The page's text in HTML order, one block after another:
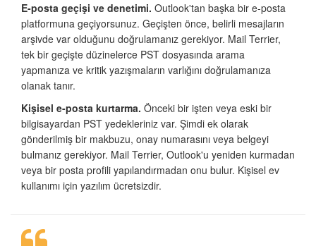
E-posta geçişi ve denetimi. Outlook'tan başka bir e-posta
platformuna geçiyorsunuz. Geçişten önce, belirli mesajların
arşivde var olduğunu doğrulamanız gerekiyor. Mail Terrier,
tek bir geçişte düzinelerce PST dosyasında arama
yapmanıza ve kritik yazışmaların varlığını doğrulamanıza
olanak tanır.
Kişisel e-posta kurtarma. Önceki bir işten veya eski bir
bilgisayardan PST yedekleriniz var. Şimdi ek olarak
gönderilmiş bir makbuzu, onay numarasını veya belgeyi
bulmanız gerekiyor. Mail Terrier, Outlook'u yeniden kurmadan
veya bir posta profili yapılandırmadan onu bulur. Kişisel ev
kullanımı için yazılım ücretsizdir.